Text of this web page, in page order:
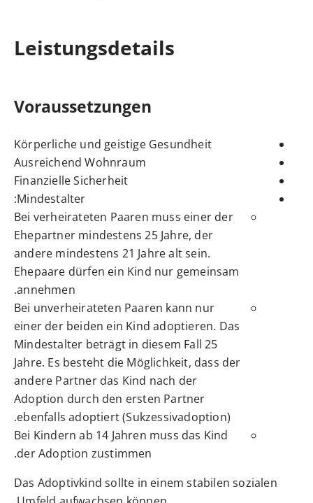
Leistungsdetails
Voraussetzungen
Körperliche und geistige Gesundheit
Ausreichend Wohnraum
Finanzielle Sicherheit
Mindestalter:
Bei verheirateten Paaren muss einer der
Ehepartner mindestens 25 Jahre, der
andere mindestens 21 Jahre alt sein.
Ehepaare dürfen ein Kind nur gemeinsam
annehmen.
Bei unverheirateten Paaren kann nur
einer der beiden ein Kind adoptieren. Das
Mindestalter beträgt in diesem Fall 25
Jahre. Es besteht die Möglichkeit, dass der
andere Partner das Kind nach der
Adoption durch den ersten Partner
ebenfalls adoptiert (Sukzessivadoption).
Bei Kindern ab 14 Jahren muss das Kind
der Adoption zustimmen.
Das Adoptivkind sollte in einem stabilen sozialen